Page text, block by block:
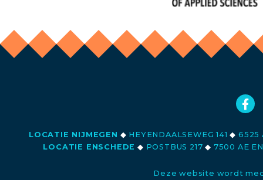
LOCATIE NIJMEGEN ◆ HEYENDAALSEWEG 141◆ 6525
LOCATIE ENSCHEDE ◆ POSTBUS 217◆ 7500 AE
Deze website wordt